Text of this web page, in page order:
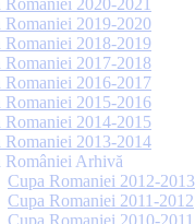
Romaniei 2020-2021
Romaniei 2019-2020
Romaniei 2018-2019
Romaniei 2017-2018
Romaniei 2016-2017
Romaniei 2015-2016
Romaniei 2014-2015
Romaniei 2013-2014
României Arhivă
Cupa Romaniei 2012-2013
Cupa Romaniei 2011-2012
Cupa Romaniei 2010-2011